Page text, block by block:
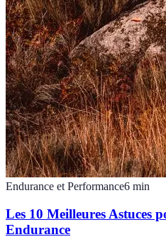
Endurance et Performance6 min
Les 10 Meilleures Astuces
Endurance